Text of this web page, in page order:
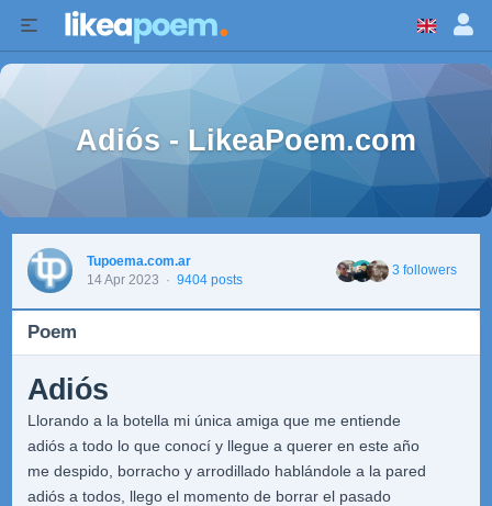
Adiós - LikeaPoem.com
Tupoema.com.ar
14 Apr 2023 · 9404 posts
3 followers
Poem
Adiós
Llorando a la botella mi única amiga que me entiende
adiós a todo lo que conocí y llegue a querer en este año
me despido, borracho y arrodillado hablándole a la pared
adiós a todos, llego el momento de borrar el pasado